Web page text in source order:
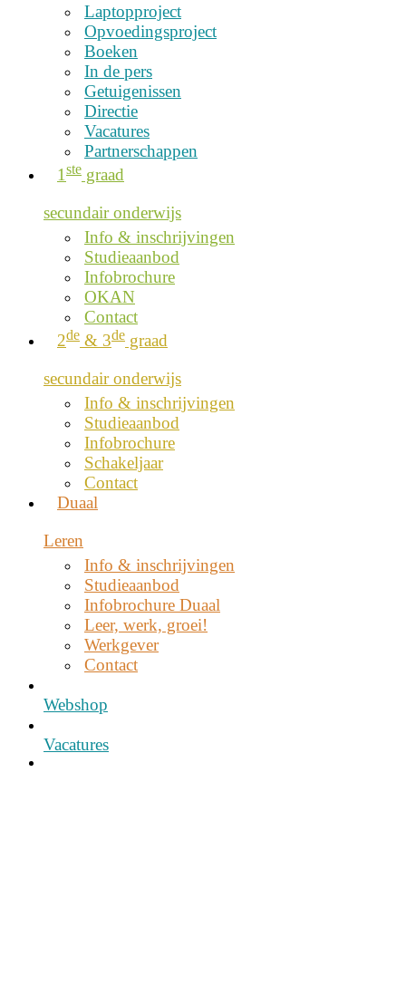
Laptopproject
Opvoedingsproject
Boeken
In de pers
Getuigenissen
Directie
Vacatures
Partnerschappen
1 ste graad
secundair onderwijs
Info & inschrijvingen
Studieaanbod
Infobrochure
OKAN
Contact
2de & 3de graad
secundair onderwijs
Info & inschrijvingen
Studieaanbod
Infobrochure
Schakeljaar
Contact
Duaal
Leren
Info & inschrijvingen
Studieaanbod
Infobrochure Duaal
Leer, werk, groei!
Werkgever
Contact
Webshop
Vacatures